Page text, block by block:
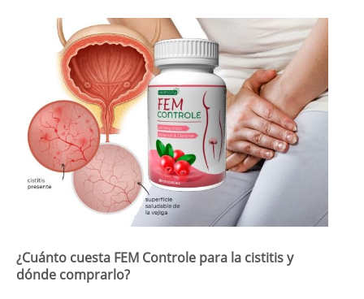
¿Cuánto cuesta FEM Controle para la cistitis y
dónde comprarlo?